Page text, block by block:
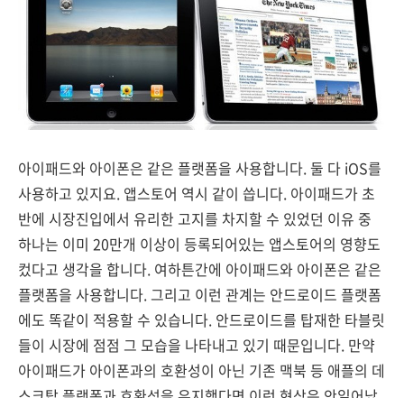
아이패드와 아이폰은 같은 플랫폼을 사용합니다. 둘 다 iOS를
사용하고 있지요. 앱스토어 역시 같이 씁니다. 아이패드가 초
반에 시장진입에서 유리한 고지를 차지할 수 있었던 이유 중
하나는 이미 20만개 이상이 등록되어있는 앱스토어의 영향도
컸다고 생각을 합니다. 여하튼간에 아이패드와 아이폰은 같은
플랫폼을 사용합니다. 그리고 이런 관계는 안드로이드 플랫폼
에도 똑같이 적용할 수 있습니다. 안드로이드를 탑재한 타블릿
들이 시장에 점점 그 모습을 나타내고 있기 때문입니다. 만약
아이패드가 아이폰과의 호환성이 아닌 기존 맥북 등 애플의 데